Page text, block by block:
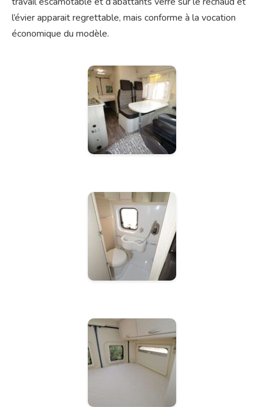
l’évier apparait regrettable, mais conforme à la vocation
économique du modèle.